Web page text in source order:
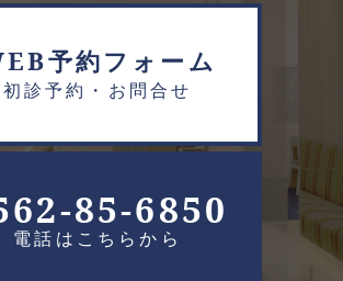
予約フォーム
初診予約・お問合せ
85-6850
電話はこちらから